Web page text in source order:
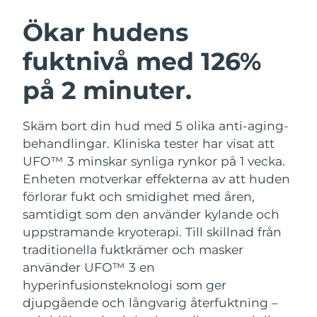
Ökar hudens
fuktnivå med 126%
på 2 minuter.
Skäm bort din hud med 5 olika anti-aging-
behandlingar. Kliniska tester har visat att
UFO™ 3 minskar synliga rynkor på 1 vecka.
Enheten motverkar effekterna av att huden
förlorar fukt och smidighet med åren,
samtidigt som den använder kylande och
uppstramande kryoterapi. Till skillnad från
traditionella fuktkrämer och masker
använder UFO™ 3 en
hyperinfusionsteknologi som ger
djupgående och långvarig återfuktning –
Ansiktsrengöring
Anti-aging massage
LUNA™ 4 Plus
Massage, LED heating
LUNA™ 4 Men
For men, anti-aging massage
Ansiktslyft
Microcurrent toning
BEAR™ 2 go
Microcurrent toning on-the-go
BEAR™ 2 eyes & lips
Microcurrent line smoothing device
Återfuktning
UFO™ 3-paket
Deep facial hydration
UFO™ 3 LED
Near-infrared and red light therapy
device
Munvård
issa™ 4
Hybrid silicone sonic toothbrush
issa™ 4 plus
Smart hybrid silicone sonic toothbrush
FAQ™ ANTI-AGING-BEHANDLING
Anti-aging LED-behandlingar
NEW
Österrike
Bahrain Förväntad leverans12/08/2026
Belgien Förväntad leverans
Bermuda Förväntad leverans 17/08/2026
Bosnien och
Hercegovina
Förväntad leverans 14/08/2026
Brunei Förväntad leverans16/08/2026
Bulgarien Förväntad leverans11/08/2026
Kanada Förväntad leverans
Chile Förväntad leverans15/08/2026